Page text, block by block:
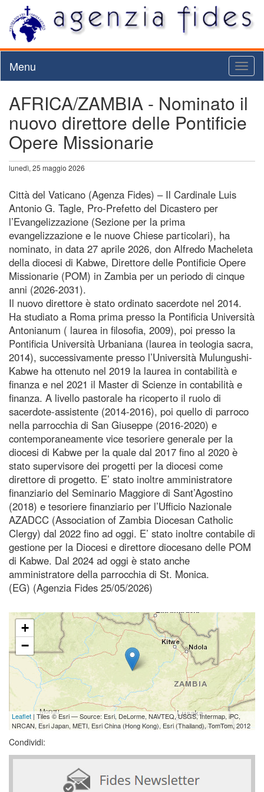
Menu
AFRICA/ZAMBIA - Nominato il
nuovo direttore delle Pontificie
Opere Missionarie
lunedì, 25 maggio 2026
Città del Vaticano (Agenza Fides) – Il Cardinale Luis
Antonio G. Tagle, Pro-Prefetto del Dicastero per
l’Evangelizzazione (Sezione per la prima
evangelizzazione e le nuove Chiese particolari), ha
nominato, in data 27 aprile 2026, don Alfredo Macheleta
della diocesi di Kabwe, Direttore delle Pontificie Opere
Missionarie (POM) in Zambia per un periodo di cinque
anni (2026-2031).
Il nuovo direttore è stato ordinato sacerdote nel 2014.
Ha studiato a Roma prima presso la Pontificia Università
Antonianum ( laurea in filosofia, 2009), poi presso la
Pontificia Università Urbaniana (laurea in teologia sacra,
2014), successivamente presso l’Università Mulungushi-
Kabwe ha ottenuto nel 2019 la laurea in contabilità e
finanza e nel 2021 il Master di Scienze in contabilità e
finanza. A livello pastorale ha ricoperto il ruolo di
sacerdote-assistente (2014-2016), poi quello di parroco
nella parrocchia di San Giuseppe (2016-2020) e
contemporaneamente vice tesoriere generale per la
diocesi di Kabwe per la quale dal 2017 fino al 2020 è
stato supervisore dei progetti per la diocesi come
direttore di progetto. E’ stato inoltre amministratore
finanziario del Seminario Maggiore di Sant’Agostino
(2018) e tesoriere finanziario per l’Ufficio Nazionale
AZADCC (Association of Zambia Diocesan Catholic
Clergy) dal 2022 fino ad oggi. E’ stato inoltre contabile di
gestione per la Diocesi e direttore diocesano delle POM
di Kabwe. Dal 2024 ad oggi è stato anche
amministratore della parrocchia di St. Monica.
(EG) (Agenzia Fides 25/05/2026)
+
−
Leaflet | Tiles © Esri — Source: Esri, DeLorme, NAVTEQ, USGS, Intermap, iPC,
NRCAN, Esri Japan, METI, Esri China (Hong Kong), Esri (Thailand), TomTom, 2012
Condividi: